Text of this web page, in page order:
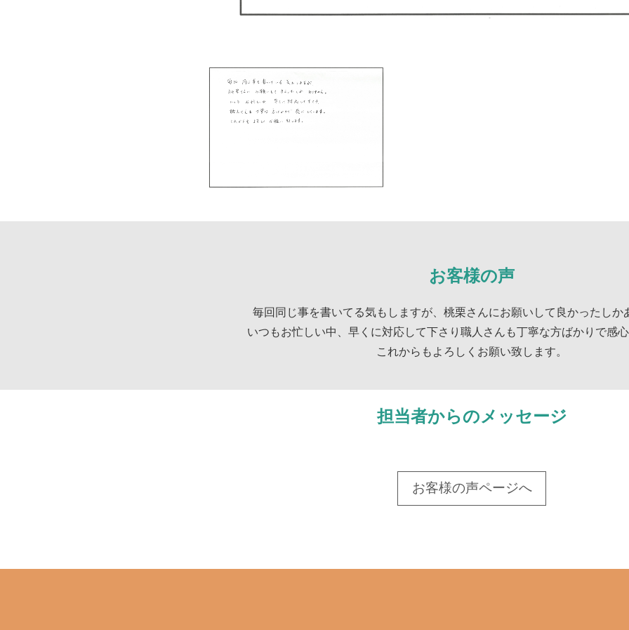
お客様の声
毎回同じ事を書いてる気もしますが、桃栗さんにお願いして良かったしか
いつもお忙しい中、早くに対応して下さり職人さんも丁寧な方ばかりで感心
これからもよろしくお願い致します。
担当者からのメッセージ
お客様の声ページへ